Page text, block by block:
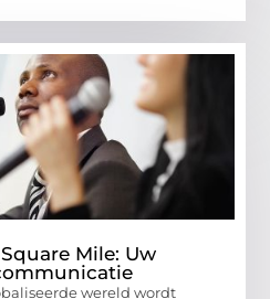
Mile: Uw
wereld wordt